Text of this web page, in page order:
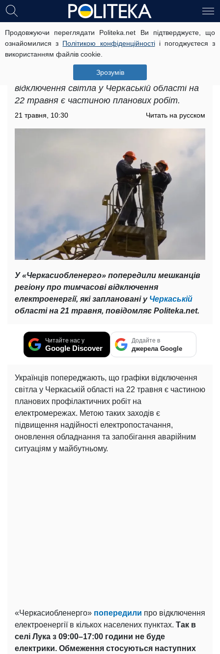
Продовжуючи переглядати Politeka.net Ви підтверджуєте, що
ознайомилися з Політикою конфіденційностіі погоджуєтеся з
використанням файлів cookie.
Зрозумів
Світло зникне на багато годин:
вводяться графіки відключень на
22 травня у Черкаській області
Українців попереджають, що графіки
відключення світла у Черкаській області на
22 травня є частиною планових робіт.
21 травня, 10:30 Читать на русском
У «Черкасиобленерго» попередили мешканців
регіону про тимчасові відключення
електроенергії, які заплановані у Черкаській
області на 21 травня, повідомляє Politeka.net.
Читайте нас у
Google Discover
Додайте в
джерела Google
Українців попереджають, що графіки відключення
світла у Черкаській області на 22 травня є частиною
планових профілактичних робіт на
електромережах. Метою таких заходів є
підвищення надійності електропостачання,
оновлення обладнання та запобігання аварійним
ситуаціям у майбутньому.
«Черкасиобленерго» попередили про відключення
електроенергії в кількох населених пунктах. Так в
селі Лука з 09:00–17:00 години не буде
електрики. Обмеження стосуються наступних